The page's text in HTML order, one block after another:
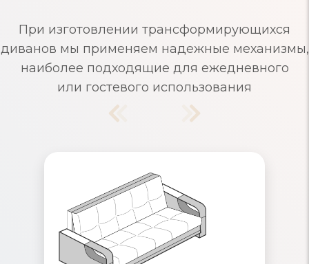
При изготовлении трансформирующихся
диванов мы применяем надежные механизмы,
наиболее подходящие для ежедневного
или гостевого использования
Диваны Аккордеон
Надежный механизм раскладывания,
рассчитанный на ежедневное
использование. Съемные чехлы и